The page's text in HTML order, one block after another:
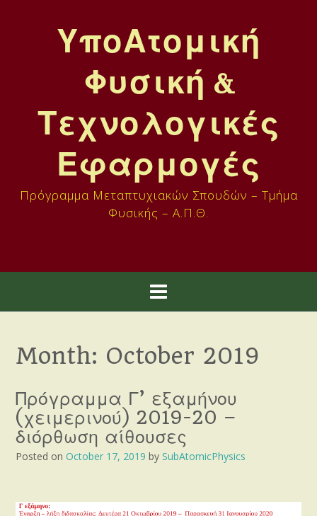
ΥποΑτομική
Φυσική &
Τεχνολογικές
Εφαρμογές
Πρόγραμμα Μεταπτυχιακών Σπουδών – Τμήμα
Φυσικής – Α.Π.Θ.
Month: October 2019
Πρόγραμμα Γ’ εξαμήνου
(χειμερινού) 2019-20 –
διόρθωση αίθουσες
Posted on October 17, 2019 by SubAtomicPhysics